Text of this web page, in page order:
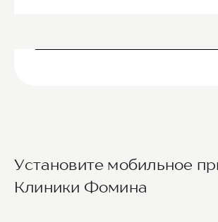
Установите мобильное
Клиники Фомина